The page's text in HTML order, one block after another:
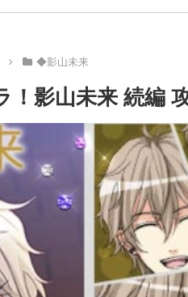
◆影山未来
影山未来 続編